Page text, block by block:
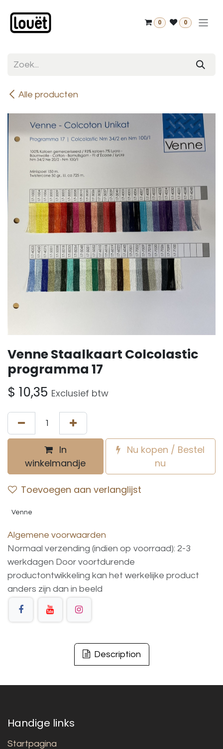
0 0
Alle producten
Venne Staalkaart Colcolastic
programma 17
$ 10,35 Exclusief btw
In
winkelmandje
Nu kopen / Bestel
nu
Toevoegen aan verlanglijst
Venne
Algemene voorwaarden
Normaal verzending (indien op voorraad): 2-3
werkdagen Door voortdurende
productontwikkeling kan het werkelijke product
anders zijn dan in beeld
Description
Handige links
Startpagina